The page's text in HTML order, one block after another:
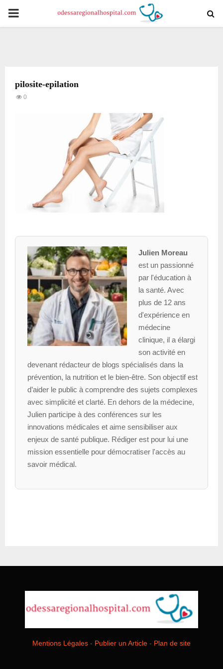
PRIMARY
pilosite-epilation
0
Julien Moreau
est un passionné
par l'éducation à
la santé. Avec
plus de 12 ans
d'expérience en
médecine
clinique, il a élargi
son activité en
devenant rédacteur de blogs spécialisés dans la
prévention, la nutrition et le bien-être. Son objectif est
d’aider le public à comprendre des sujets complexes
avec simplicité et clarté. En dehors de la médecine,
Julien participe à des conférences sur les
innovations médicales et aime sensibiliser aux
enjeux de santé publique. Rédiger est pour lui une
mission essentielle pour démocratiser l'accès au
savoir médical.
Mentions Légales - Publier un Article - Plan de site